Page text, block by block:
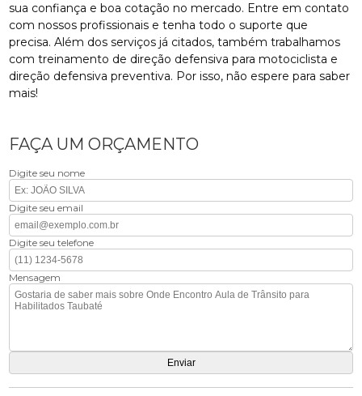
sua confiança e boa cotação no mercado. Entre em contato
com nossos profissionais e tenha todo o suporte que
precisa. Além dos serviços já citados, também trabalhamos
com treinamento de direção defensiva para motociclista e
direção defensiva preventiva. Por isso, não espere para saber
mais!
FAÇA UM ORÇAMENTO
Digite seu nome
Digite seu email
Digite seu telefone
Mensagem